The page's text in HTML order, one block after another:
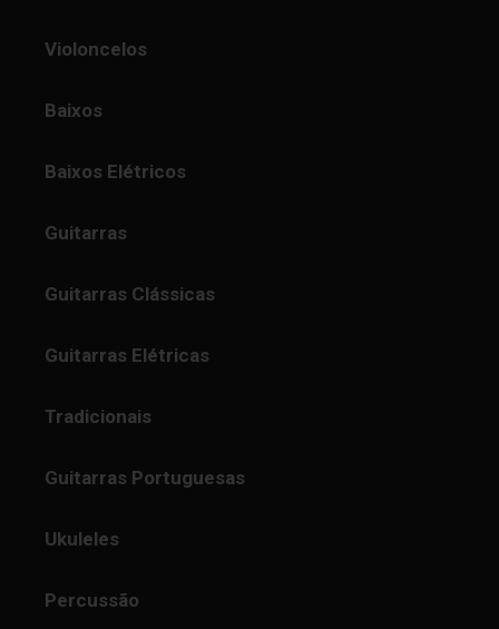
Violoncelos
Baixos
Baixos Elétricos
Guitarras
Guitarras Clássicas
Guitarras Elétricas
Tradicionais
Guitarras Portuguesas
Ukuleles
Percussão